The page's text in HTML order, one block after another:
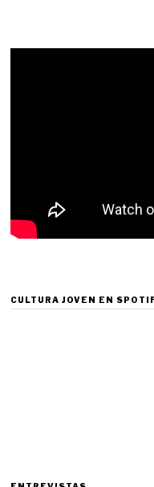
CULTURA JOVEN EN